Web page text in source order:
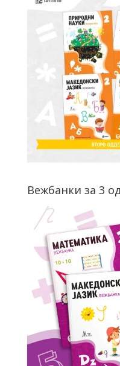
Вежбанки за 3